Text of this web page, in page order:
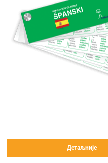
Детаљније